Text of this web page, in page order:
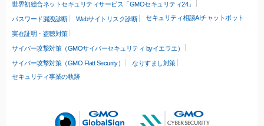
世界初総合ネットセキュリティサービス「GMOセキュリティ24」
パスワード漏洩診断 Webサイトリスク診断 セキュリティ相談AIチャットボット
実在証明・盗聴対策
サイバー攻撃対策（GMOサイバーセキュリティ byイエラエ）
サイバー攻撃対策（GMO Flatt Security）
なりすまし対策
セキュリティ事業の軌跡